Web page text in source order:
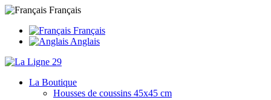
Français
Français
Anglais
La Boutique
Housses de coussins 45x45 cm